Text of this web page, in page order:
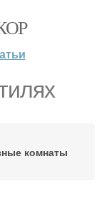
комнаты